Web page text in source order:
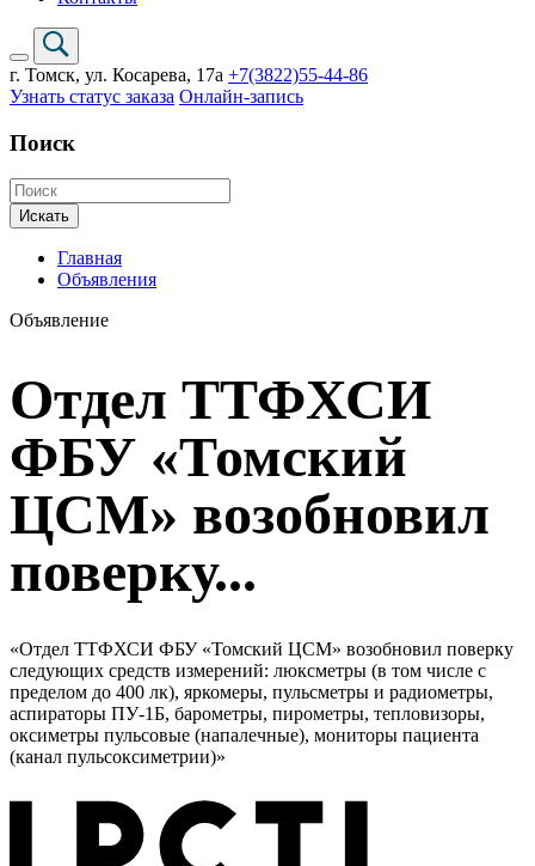
г. Томск, ул. Косарева, 17а +7(3822)55-44-86
Узнать статус заказа Онлайн-запись
Поиск
Искать
Главная
Объявления
Объявление
Отдел ТТФХСИ
ФБУ «Томский
ЦСМ» возобновил
поверку...
«Отдел ТТФХСИ ФБУ «Томский ЦСМ» возобновил поверку
следующих средств измерений: люксметры (в том числе с
пределом до 400 лк), яркомеры, пульсметры и радиометры,
аспираторы ПУ-1Б, барометры, пирометры, тепловизоры,
оксиметры пульсовые (напалечные), мониторы пациента
(канал пульсоксиметрии)»